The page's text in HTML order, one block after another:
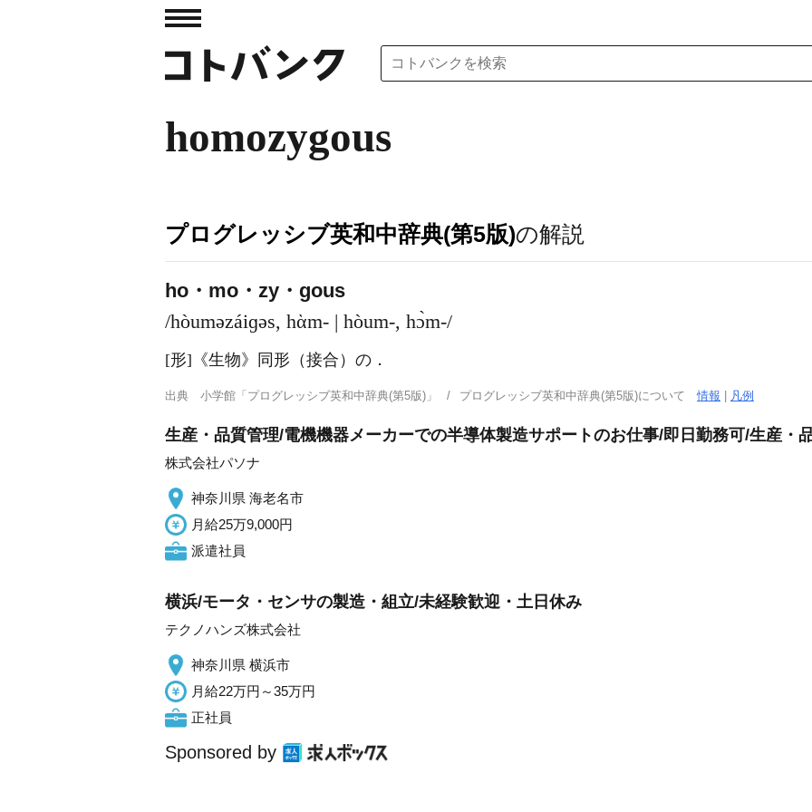
homozygous
プログレッシブ英和中辞典(第5版)の解説
ho・mo・zy・gous
/hòuməzáiɡəs, hὰm- | hòum-, hɔ̀m-/
[形] 《生物》 同形（接合）の ．
出典 小学館「プログレッシブ英和中辞典(第5版)」 プログレッシブ英和中辞典(第5版)について情報 凡例
生産・品質管理/電機機器メーカーでの半導体製造サポートのお仕事/即日勤務可/生産・
株式会社パソナ
神奈川県 海老名市
月給25万9,000円
派遣社員
横浜/モータ・センサの製造・組立/未経験歓迎・土日休み
テクノハンズ株式会社
神奈川県 横浜市
月給22万円～35万円
正社員
Sponsored by